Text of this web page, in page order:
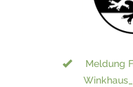
Meldung